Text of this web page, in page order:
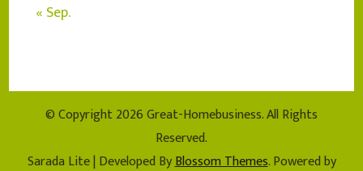
« Sep.
© Copyright 2026Great-Homebusiness. All Rights
Reserved.
Sarada Lite | Developed ByBlossom Themes. Powered by